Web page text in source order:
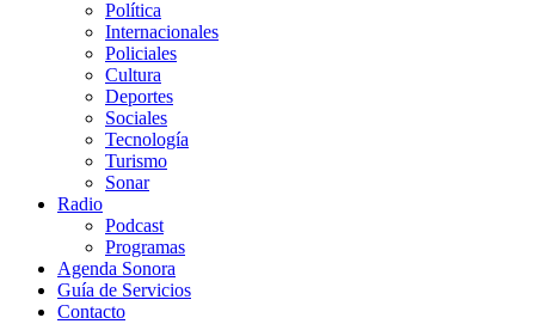
Política
Internacionales
Policiales
Cultura
Deportes
Sociales
Tecnología
Turismo
Sonar
Radio
Podcast
Programas
Agenda Sonora
Guía de Servicios
Contacto